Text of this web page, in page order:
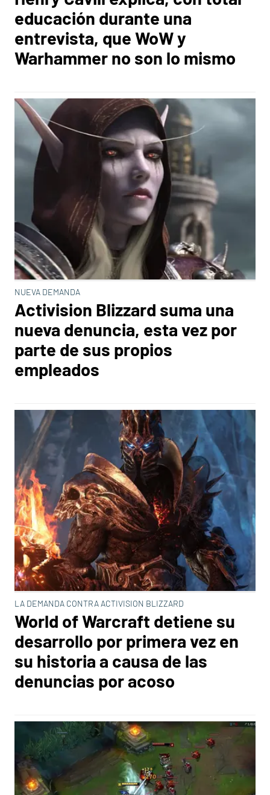
educación durante una
entrevista, que WoW y
Warhammer no son lo mismo
NUEVA DEMANDA
Activision Blizzard suma una
nueva denuncia, esta vez por
parte de sus propios
empleados
LA DEMANDA CONTRA ACTIVISION BLIZZARD
World of Warcraft detiene su
desarrollo por primera vez en
su historia a causa de las
denuncias por acoso